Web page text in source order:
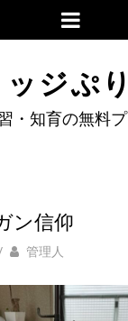
ジぷ
・知育の無料
ン信仰
管理人